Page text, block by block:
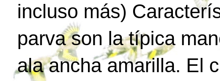
incluso más)
parva son la típica
ala ancha amarilla. El